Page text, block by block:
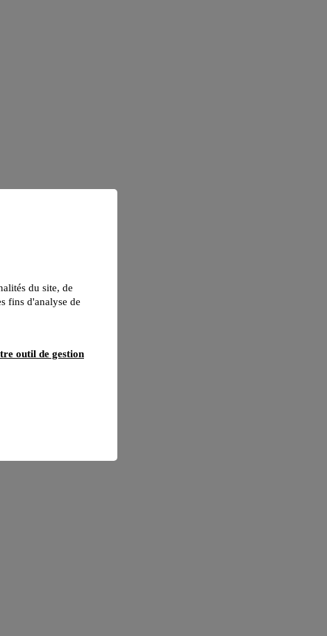
du site, de
fins d'analyse de
outil de gestion